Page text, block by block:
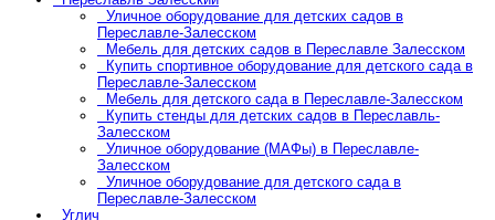
Уличное оборудование для детских садов в
Переславле-Залесском
Мебель для детских садов в Переславле Залесском
Купить спортивное оборудование для детского сада в
Переславле-Залесском
Мебель для детского сада в Переславле-Залесском
Купить стенды для детских садов в Переславль-
Залесском
Уличное оборудование (МАФы) в Переславле-
Залесском
Уличное оборудование для детского сада в
Переславле-Залесском
Углич